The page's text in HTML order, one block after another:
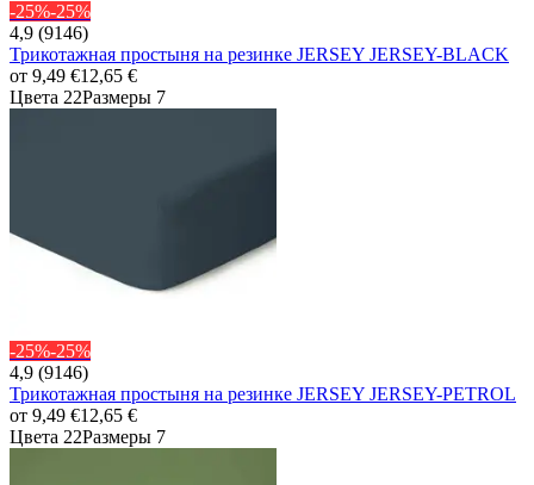
-25%-25%
4,9 (9146)
Трикотажная простыня на резинке JERSEY JERSEY-BLACK
от 9,49 €12,65 €
Цвета 22Размеры 7
-25%-25%
4,9 (9146)
Трикотажная простыня на резинке JERSEY JERSEY-PETROL
от 9,49 €12,65 €
Цвета 22Размеры 7